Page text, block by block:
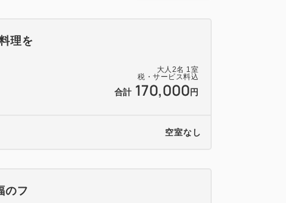
大人 2名 1室
税・サービス料込
合計 170,000 円
理を
空室なし
のフ